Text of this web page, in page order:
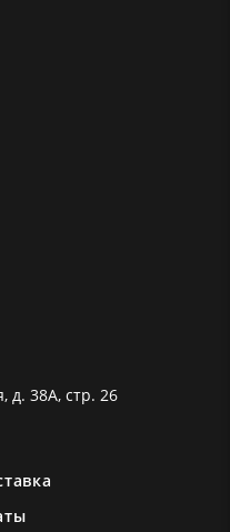
д. 38А, стр. 26